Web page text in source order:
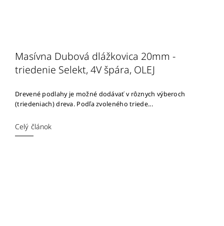
Masívna Dubová dlážkovica 20mm -
triedenie Selekt, 4V špára, OLEJ
Drevené podlahy je možné dodávať v rôznych výberoch
(triedeniach) dreva. Podľa zvoleného triede...
Celý článok